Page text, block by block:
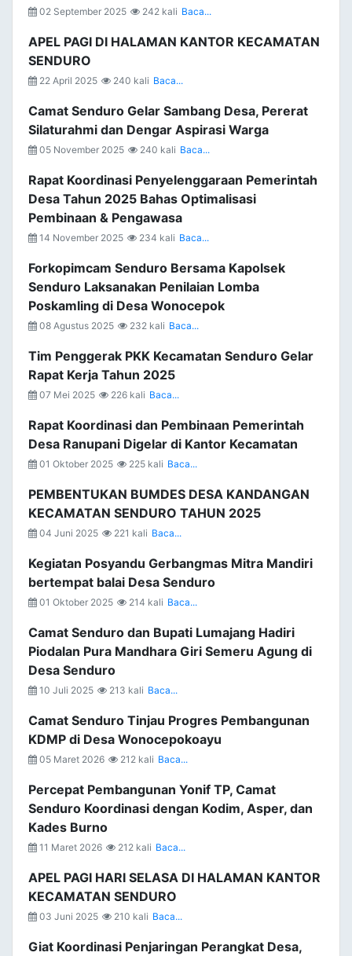
02 September 2025 242 kali Baca...
APEL PAGI DI HALAMAN KANTOR KECAMATAN
SENDURO
22 April 2025 240 kali Baca...
Camat Senduro Gelar Sambang Desa, Pererat
Silaturahmi dan Dengar Aspirasi Warga
05 November 2025 240 kali Baca...
Rapat Koordinasi Penyelenggaraan Pemerintah
Desa Tahun 2025 Bahas Optimalisasi
Pembinaan & Pengawasa
14 November 2025 234 kali Baca...
Forkopimcam Senduro Bersama Kapolsek
Senduro Laksanakan Penilaian Lomba
Poskamling di Desa Wonocepok
08 Agustus 2025 232 kali Baca...
Tim Penggerak PKK Kecamatan Senduro Gelar
Rapat Kerja Tahun 2025
07 Mei 2025 226 kali Baca...
Rapat Koordinasi dan Pembinaan Pemerintah
Desa Ranupani Digelar di Kantor Kecamatan
01 Oktober 2025 225 kali Baca...
PEMBENTUKAN BUMDES DESA KANDANGAN
KECAMATAN SENDURO TAHUN 2025
04 Juni 2025 221 kali Baca...
Kegiatan Posyandu Gerbangmas Mitra Mandiri
bertempat balai Desa Senduro
01 Oktober 2025 214 kali Baca...
Camat Senduro dan Bupati Lumajang Hadiri
Piodalan Pura Mandhara Giri Semeru Agung di
Desa Senduro
10 Juli 2025 213 kali Baca...
Camat Senduro Tinjau Progres Pembangunan
KDMP di Desa Wonocepokoayu
05 Maret 2026 212 kali Baca...
Percepat Pembangunan Yonif TP, Camat
Senduro Koordinasi dengan Kodim, Asper, dan
Kades Burno
11 Maret 2026 212 kali Baca...
APEL PAGI HARI SELASA DI HALAMAN KANTOR
KECAMATAN SENDURO
03 Juni 2025 210 kali Baca...
Giat Koordinasi Penjaringan Perangkat Desa,